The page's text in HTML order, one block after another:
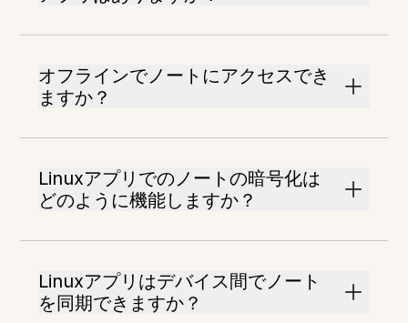
オフラインでノートにアクセスでき
ますか？
Linuxアプリでのノートの暗号化は
どのように機能しますか？
Linuxアプリはデバイス間でノート
を同期できますか？